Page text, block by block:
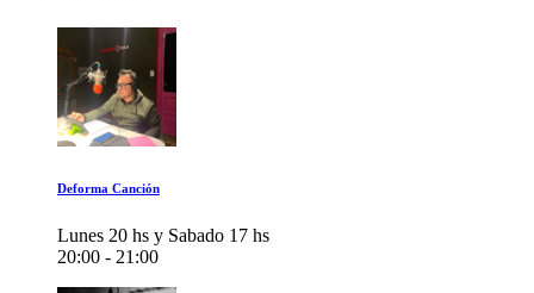
Deforma Canción
Lunes 20 hs y Sabado 17 hs
20:00 - 21:00